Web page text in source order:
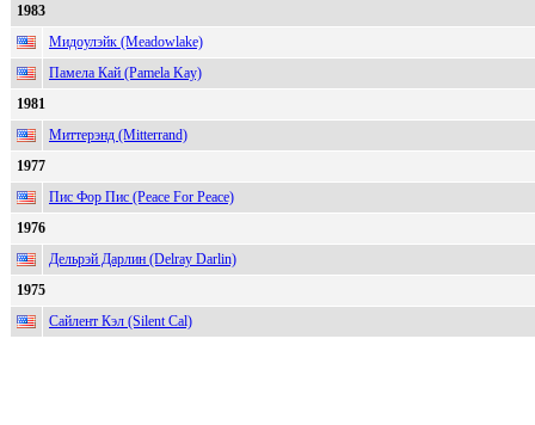
1983
Мидоулэйк (Meadowlake)
Памела Кай (Pamela Kay)
1981
Миттерэнд (Mitterrand)
1977
Пис Фор Пис (Peace For Peace)
1976
Дельрэй Дарлин (Delray Darlin)
1975
Сайлент Кэл (Silent Cal)